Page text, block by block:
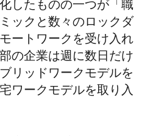
したものの一つが「職
ックと数々のロックダ
ートワークを受け入れ
の企業は週に数日だけ
リッドワークモデルを
ワークモデルを取り入